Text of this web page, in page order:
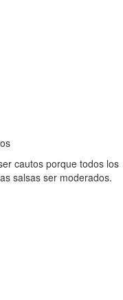
cautos porque todos los
salsas ser moderados.